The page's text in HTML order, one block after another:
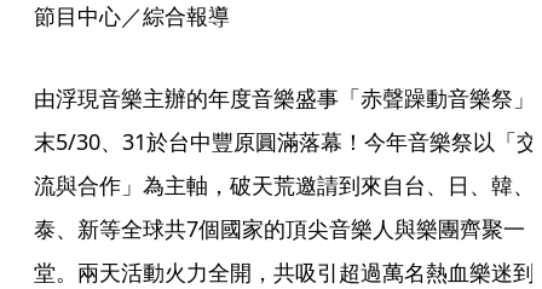
節目中心／綜合報導
由浮現音樂主辦的年度音樂盛事「赤聲躁動音樂祭」
末5/30、31於台中豐原圓滿落幕！今年音樂祭以「交
流與合作」為主軸，破天荒邀請到來自台、日、韓、
泰、新等全球共7個國家的頂尖音樂人與樂團齊聚一
堂。兩天活動火力全開，共吸引超過萬名熱血樂迷到